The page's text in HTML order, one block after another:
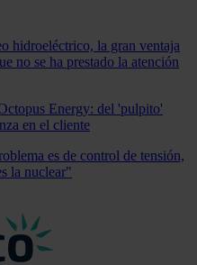
hidroeléctrico, la gran ventaja
no se ha prestado la atención
Energy: del 'pulpito'
en el cliente
es de control de tensión,
la nuclear"